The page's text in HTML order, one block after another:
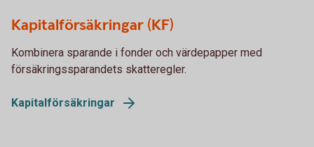
Kapitalförsäkringar (KF)
Kombinera sparande i fonder och värdepapper med
försäkringssparandets skatteregler.
Kapitalförsäkringar